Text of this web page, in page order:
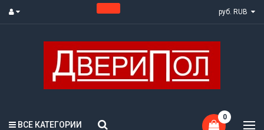
ВСЕ КАТЕГОРИИ
0